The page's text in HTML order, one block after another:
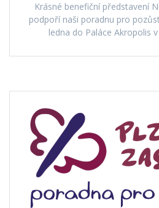
Krásné benefiční představení
podpoří naši poradnu pro
ledna do Paláce Akropolis